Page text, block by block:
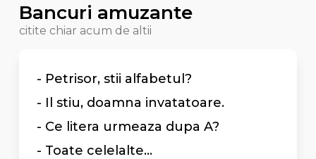
Bancuri amuzante
citite chiar acum de altii
- Petrisor, stii alfabetul?
- Il stiu, doamna invatatoare.
- Ce litera urmeaza dupa A?
- Toate celelalte...